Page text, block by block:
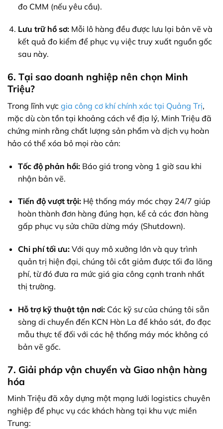
đo CMM (nếu yêu cầu).
Lưu trữ hồ sơ:Mỗi lô hàng đều được lưu lại bản vẽ và
kết quả đo kiểm để phục vụ việc truy xuất nguồn gốc
sau này.
6. Tại sao doanh nghiệp nên chọn Minh
Triệu?
Trong lĩnh vực gia công cơ khí chính xác tại Quảng Trị,
mặc dù còn tồn tại khoảng cách về địa lý, Minh Triệu đã
chứng minh rằng chất lượng sản phẩm và dịch vụ hoàn
hảo có thể xóa bỏ mọi rào cản:
Tốc độ phản hồi:Báo giá trong vòng 1 giờ sau khi
nhận bản vẽ.
Tiến độ vượt trội:Hệ thống máy móc chạy 24/7 giúp
hoàn thành đơn hàng đúng hạn, kể cả các đơn hàng
gấp phục vụ sửa chữa dừng máy (Shutdown).
Chi phí tối ưu:Với quy mô xưởng lớn và quy trình
quản trị hiện đại, chúng tôi cắt giảm được tối đa lãng
phí, từ đó đưa ra mức giá gia công cạnh tranh nhất
thị trường.
Hỗ trợ kỹ thuật tận nơi:Các kỹ sư của chúng tôi sẵn
sàng di chuyển đến KCN Hòn La để khảo sát, đo đạc
mẫu thực tế đối với các hệ thống máy móc không có
bản vẽ gốc.
7. Giải pháp vận chuyển và Giao nhận hàng
hóa
Minh Triệu đã xây dựng một mạng lưới logistics chuyên
nghiệp để phục vụ các khách hàng tại khu vực miền
Trung: